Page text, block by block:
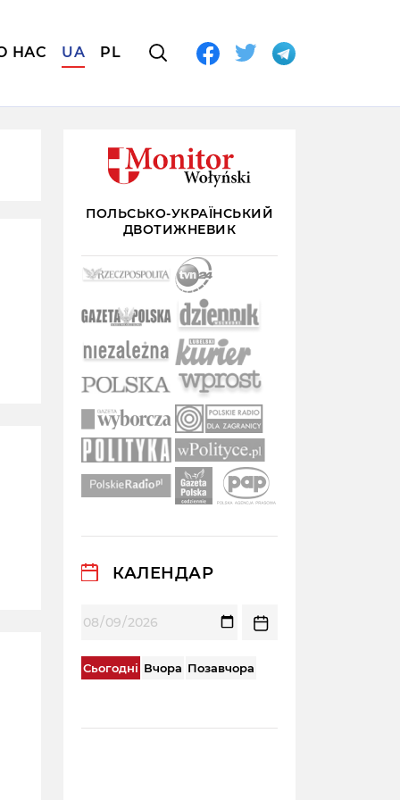
НАС UA PL
ПОЛЬСЬКО-УКРАЇНСЬКИЙ
ДВОТИЖНЕВИК
КАЛЕНДАР
Сьогодні Вчора Позавчора